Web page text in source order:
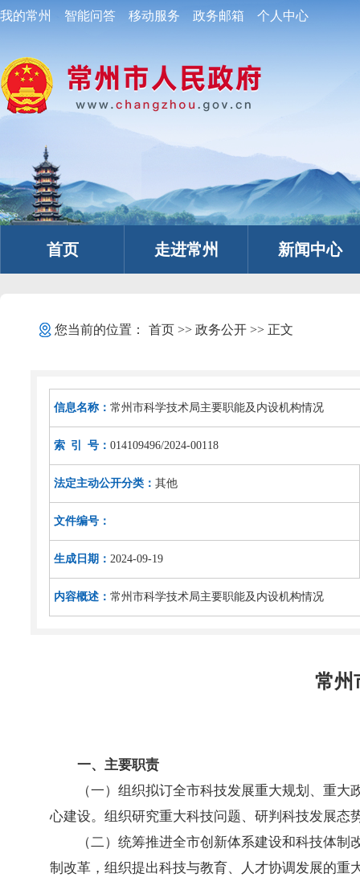
我的常州 智能问答 移动服务 政务邮箱 个人中心
首页 走进常州 新闻中心
您当前的位置： 首页>> 政务公开>> 正文
信息名称： 常州市科学技术局主要职能及内设机构情况
索 引 号： 014109496/2024-00118
法定主动公开分类： 其他
文件编号：
生成日期： 2024-09-19
内容概述： 常州市科学技术局主要职能及内设机构情况
常州
一、主要职责
（一）组织拟订全市科技发展重大规划、重
心建设。组织研究重大科技问题、研判科技发展
（二）统筹推进全市创新体系建设和科技体
制改革，组织提出科技与教育、人才协调发展的